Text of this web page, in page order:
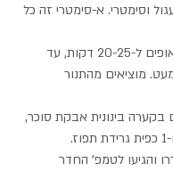
וסימטרי. א-סימטרי זה כל
5. מכניסים לתנור ואופים ל-20-25 דקות, עד
מוציאים מהתנור
בקערה בינונית אבקת סוכר,
והגיעו לטמפ' החדר